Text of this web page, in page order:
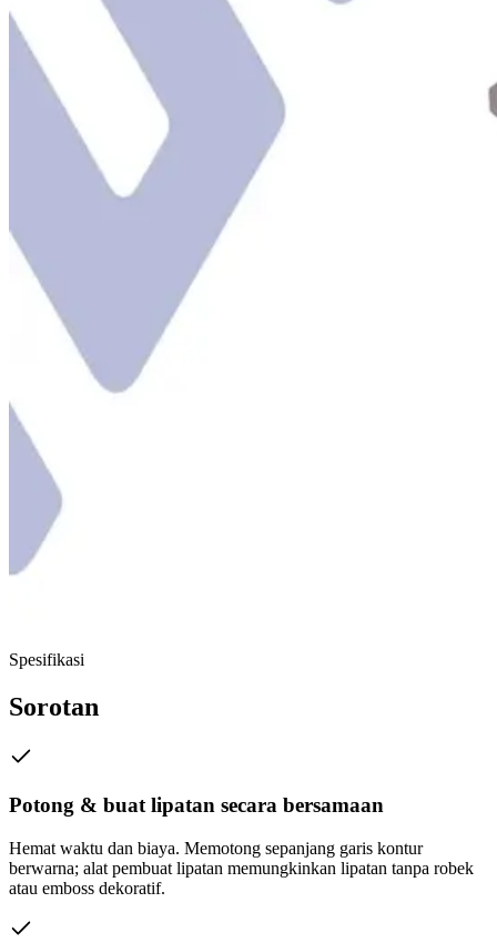
Spesifikasi
Sorotan
Potong & buat lipatan secara bersamaan
Hemat waktu dan biaya. Memotong sepanjang garis kontur
berwarna; alat pembuat lipatan memungkinkan lipatan tanpa robek
atau emboss dekoratif.